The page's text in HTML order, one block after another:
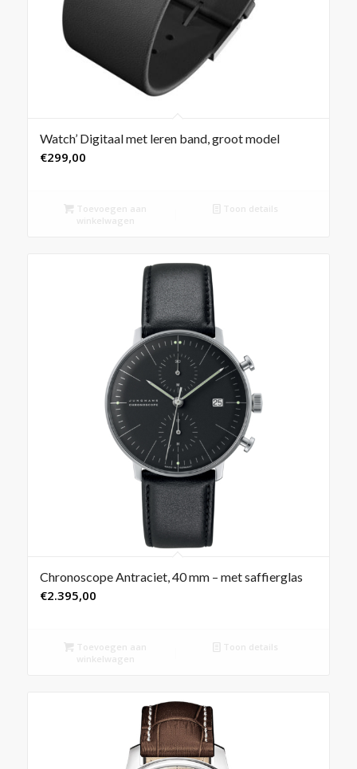
Watch’ Digitaal met leren band, groot model
€299,00
Toevoegen aan
winkelwagen
Toon details
Chronoscope Antraciet, 40 mm – met saffierglas
€2.395,00
Toevoegen aan
winkelwagen
Toon details